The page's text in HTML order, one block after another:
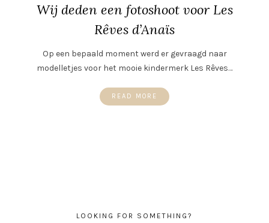
Wij deden een fotoshoot voor Les
Rêves d’Anaïs
Op een bepaald moment werd er gevraagd naar
modelletjes voor het mooie kindermerk Les Rêves…
READ MORE
LOOKING FOR SOMETHING?